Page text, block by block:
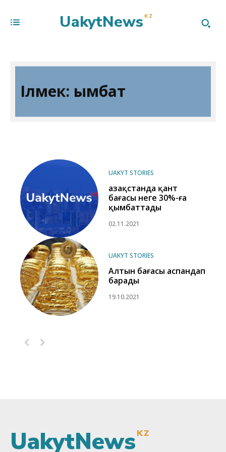
UakytNews KZ
Ілмек: қымбат
UAKYT STORIES
Қазақстанда қант
бағасы неге 30%-ға
қымбаттады
02.11.2021
UAKYT STORIES
Алтын бағасы аспандап
барады
19.10.2021
UakytNewsKZ